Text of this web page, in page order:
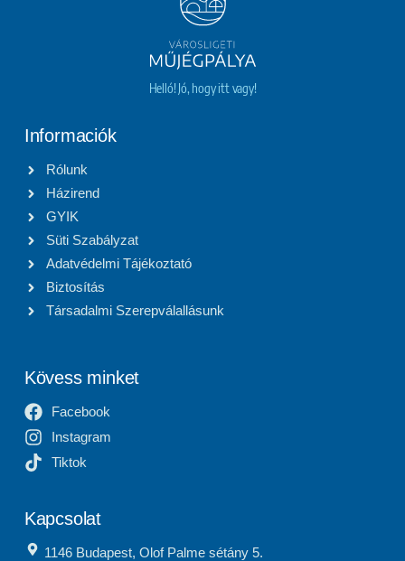
Helló! Jó, hogy itt vagy!
Informaciók
Rólunk
Házirend
GYIK
Süti Szabályzat
Adatvédelmi Tájékoztató
Biztosítás
Társadalmi Szerepválallásunk
Kövess minket
Facebook
Instagram
Tiktok
Kapcsolat
1146 Budapest, Olof Palme sétány 5.